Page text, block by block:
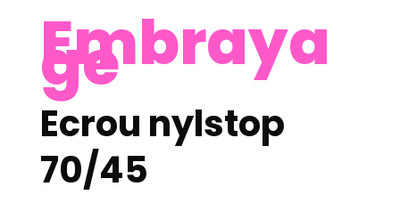
Embraya
ge
Ecrou nylstop
70/45